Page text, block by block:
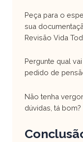
Peça para o
sua
Revisão Vida
Pergunte qual
pedido de
Não tenha
dúvidas, tá bom?